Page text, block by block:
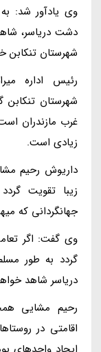
وی یادآور شد:
دشت دریاسر،
شهرستان تنکابن
رئیس اداره
شهرستان
غرب مازندران
زیادی است.
داریوش رحیم
زیبا تقویت
جهانگردانی که
وی گفت: اگر
گردد به طور
دریاسر شاهد
رحیم مشایی
اقامتی در